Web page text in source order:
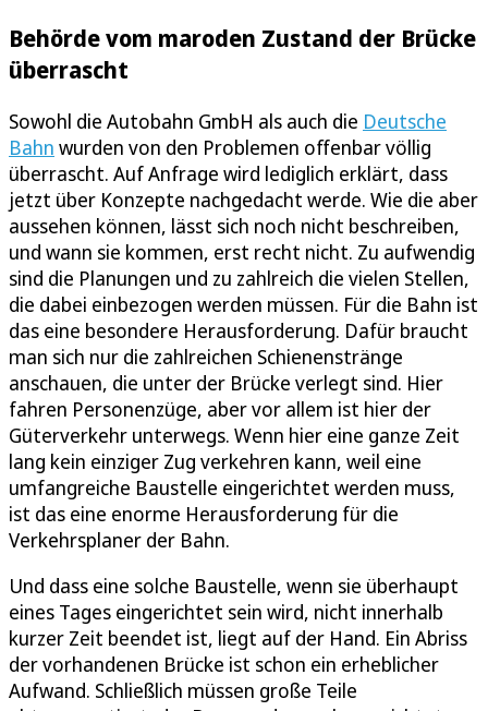
Behörde vom maroden Zustand der Brücke
überrascht
Sowohl die Autobahn GmbH als auch die Deutsche
Bahn wurden von den Problemen offenbar völlig
überrascht. Auf Anfrage wird lediglich erklärt, dass
jetzt über Konzepte nachgedacht werde. Wie die aber
aussehen können, lässt sich noch nicht beschreiben,
und wann sie kommen, erst recht nicht. Zu aufwendig
sind die Planungen und zu zahlreich die vielen Stellen,
die dabei einbezogen werden müssen. Für die Bahn ist
das eine besondere Herausforderung. Dafür braucht
man sich nur die zahlreichen Schienenstränge
anschauen, die unter der Brücke verlegt sind. Hier
fahren Personenzüge, aber vor allem ist hier der
Güterverkehr unterwegs. Wenn hier eine ganze Zeit
lang kein einziger Zug verkehren kann, weil eine
umfangreiche Baustelle eingerichtet werden muss,
ist das eine enorme Herausforderung für die
Verkehrsplaner der Bahn.
Und dass eine solche Baustelle, wenn sie überhaupt
eines Tages eingerichtet sein wird, nicht innerhalb
kurzer Zeit beendet ist, liegt auf der Hand. Ein Abriss
der vorhandenen Brücke ist schon ein erheblicher
Aufwand. Schließlich müssen große Teile